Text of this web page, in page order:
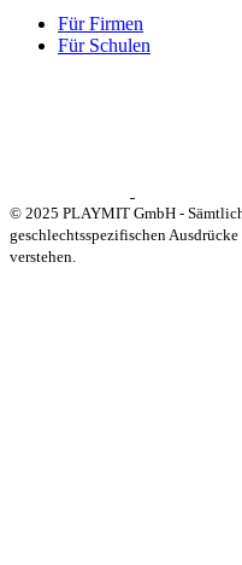
Für Firmen
Für Schulen
© 2025 PLAYMIT GmbH -
geschlechtsspezifischen
verstehen.